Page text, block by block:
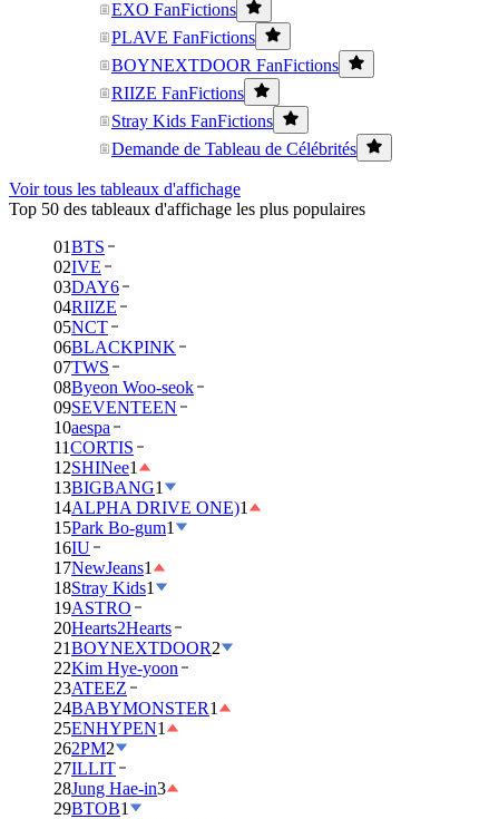
EXO FanFictions
PLAVE FanFictions
BOYNEXTDOOR FanFictions
RIIZE FanFictions
Stray Kids FanFictions
Demande de Tableau de Célébrités
Voir tous les tableaux d'affichage
Top 50 des tableaux d'affichage les plus populaires
01BTS
02IVE
03DAY6
04RIIZE
05NCT
06BLACKPINK
07TWS
08Byeon Woo-seok
09SEVENTEEN
10aespa
11CORTIS
12SHINee1
13BIGBANG1
14ALPHA DRIVE ONE)1
15Park Bo-gum1
16IU
17NewJeans1
18Stray Kids1
19ASTRO
20Hearts2Hearts
21BOYNEXTDOOR2
22Kim Hye-yoon
23ATEEZ
24BABYMONSTER1
25ENHYPEN1
262PM2
27ILLIT
28Jung Hae-in3
29BTOB1